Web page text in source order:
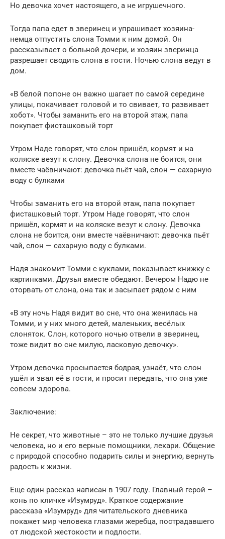
Но девочка хочет настоящего, а не игрушечного.
Тогда папа едет в зверинец и упрашивает хозяина-
немца отпустить слона Томми к ним домой. Он
рассказывает о больной дочери, и хозяин зверинца
разрешает сводить слона в гости. Ночью слона ведут в
дом.
«В белой попоне он важно шагает по самой середине
улицы, покачивает головой и то свивает, то развивает
хобот». Чтобы заманить его на второй этаж, папа
покупает фисташковый торт
Утром Наде говорят, что слон пришёл, кормят и на
коляске везут к слону. Девочка слона не боится, они
вместе чаёвничают: девочка пьёт чай, слон — сахарную
воду с булками
Чтобы заманить его на второй этаж, папа покупает
фисташковый торт. Утром Наде говорят, что слон
пришёл, кормят и на коляске везут к слону. Девочка
слона не боится, они вместе чаёвничают: девочка пьёт
чай, слон — сахарную воду с булками.
Надя знакомит Томми с куклами, показывает книжку с
картинками. Друзья вместе обедают. Вечером Надю не
оторвать от слона, она так и засыпает рядом с ним
«В эту ночь Надя видит во сне, что она женилась на
Томми, и у них много детей, маленьких, весёлых
слоняток. Слон, которого ночью отвели в зверинец,
тоже видит во сне милую, ласковую девочку».
Утром девочка просыпается бодрая, узнаёт, что слон
ушёл и звал её в гости, и просит передать, что она уже
совсем здорова.
Заключение:
Не секрет, что животные – это не только лучшие друзья
человека, но и его верные помощники, лекари. Общение
с природой способно подарить силы и энергию, вернуть
радость к жизни.
Еще один рассказ написан в 1907 году. Главный герой –
конь по кличке «Изумруд». Краткое содержание
рассказа «Изумруд» для читательского дневника
покажет мир человека глазами жеребца, пострадавшего
от людской жестокости и подлости.